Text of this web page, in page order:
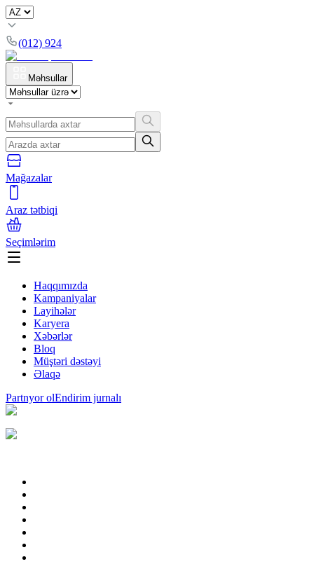
(012) 924
Məhsullar
Mağazalar
Araz tətbiqi
Seçimlərim
Haqqımızda
Kampaniyalar
Layihələr
Karyera
Xəbərlər
Bloq
Müştəri dəstəyi
Əlaqə
Partnyor olEndirim jurnalı